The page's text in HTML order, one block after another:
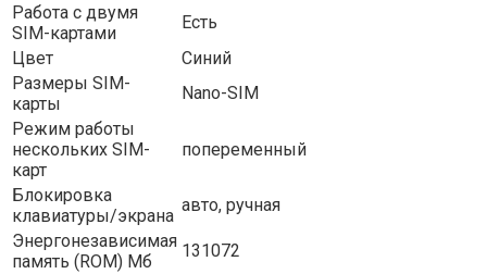
Работа с двумя
SIM-картами
Есть
Цвет
Синий
Размеры SIM-
карты
Nano-SIM
Режим работы
нескольких SIM-
карт
попеременный
Блокировка
клавиатуры/экрана
авто, ручная
Энергонезависимая
память (ROM) Мб
131072